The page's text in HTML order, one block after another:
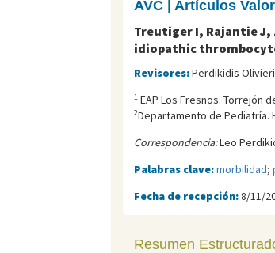
AVC | Artículos
Treutiger I, Rajantie J,
idiopathic
Revisores:Perdikidis
1EAP Los Fresnos. Torrejón
2Departamento de Pediatrí­a.
Correspondencia:Leo
Palabras clave:morbilidad;
Fecha de recepción:8/11/
Resumen